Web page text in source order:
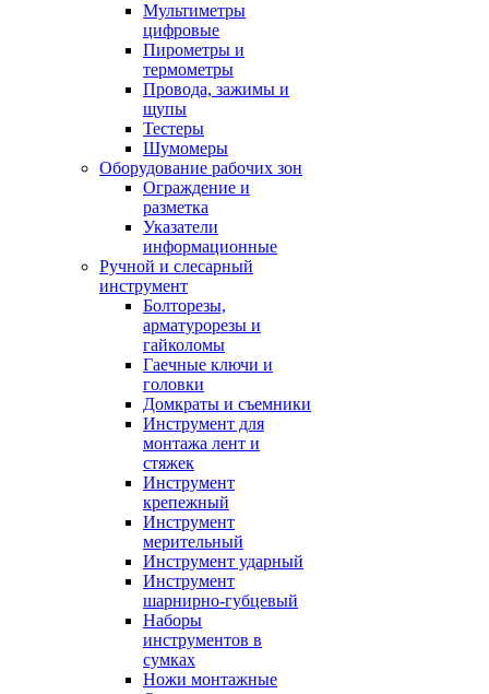
Мультиметры
цифровые
Пирометры и
термометры
Провода, зажимы и
щупы
Тестеры
Шумомеры
Оборудование рабочих зон
Ограждение и
разметка
Указатели
информационные
Ручной и слесарный
инструмент
Болторезы,
арматурорезы и
гайколомы
Гаечные ключи и
головки
Домкраты и съемники
Инструмент для
монтажа лент и
стяжек
Инструмент
крепежный
Инструмент
мерительный
Инструмент ударный
Инструмент
шарнирно-губцевый
Наборы
инструментов в
сумках
Ножи монтажные